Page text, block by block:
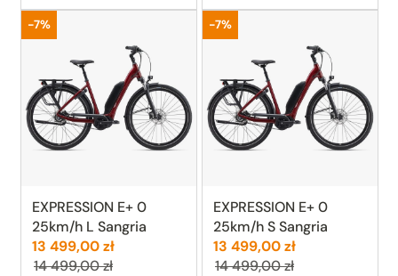
EXPRESSION E+ 0
25km/h L Sangria
Cena:
13 499,00 złPoprzednia cena:
14 499,00 zł
Promocja
-7%
EXPRESSION E+ 0
25km/h S Sangria
Cena:
13 499,00 złPoprzednia
14 499,00 zł
Promocja
-7%